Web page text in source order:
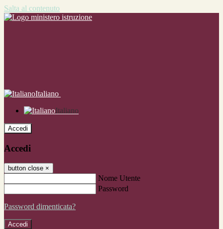
Salta al contenuto
Italiano
Italiano
Accedi
Accedi
button close ×
Nome Utente
Password
Password dimenticata?